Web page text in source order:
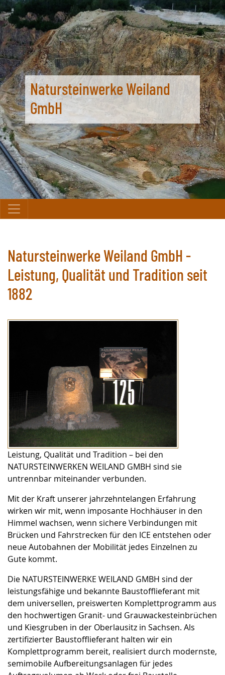
Natursteinwerke Weiland
GmbH
Natursteinwerke Weiland GmbH -
Leistung, Qualität und Tradition seit
1882
Leistung, Qualität und Tradition – bei den
NATURSTEINWERKEN WEILAND GMBH sind sie
untrennbar miteinander verbunden.
Mit der Kraft unserer jahrzehntelangen Erfahrung
wirken wir mit, wenn imposante Hochhäuser in den
Himmel wachsen, wenn sichere Verbindungen mit
Brücken und Fahrstrecken für den ICE entstehen oder
neue Autobahnen der Mobilität jedes Einzelnen zu
Gute kommt.
Die NATURSTEINWERKE WEILAND GMBH sind der
leistungsfähige und bekannte Baustofflieferant mit
dem universellen, preiswerten Komplettprogramm aus
den hochwertigen Granit- und Grauwackesteinbrüchen
und Kiesgruben in der Oberlausitz in Sachsen. Als
zertifizierter Baustofflieferant halten wir ein
Komplettprogramm bereit, realisiert durch modernste,
semimobile Aufbereitungsanlagen für jedes